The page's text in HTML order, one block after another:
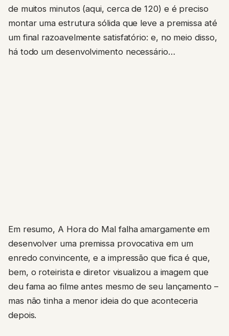
de muitos minutos (aqui, cerca de 120) e é preciso
montar uma estrutura sólida que leve a premissa até
um final razoavelmente satisfatório: e, no meio disso,
há todo um desenvolvimento necessário…
Em resumo, A Hora do Mal falha amargamente em
desenvolver uma premissa provocativa em um
enredo convincente, e a impressão que fica é que,
bem, o roteirista e diretor visualizou a imagem que
deu fama ao filme antes mesmo de seu lançamento –
mas não tinha a menor ideia do que aconteceria
depois.